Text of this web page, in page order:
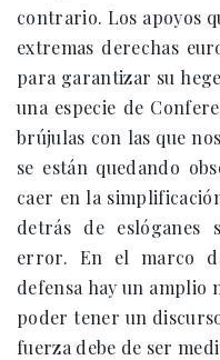
contrario. Los apoyos
extremas derechas
para garantizar su
una especie de
brújulas con las que
se están quedando
caer en la
detrás de eslóganes
error. En el marco
defensa hay un amplio
poder tener un
fuerza debe de ser